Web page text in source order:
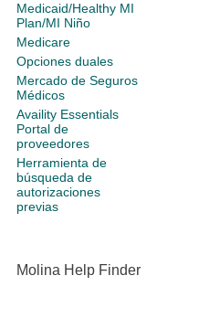
Medicaid/Healthy MI
Plan/MI Niño
Medicare
Opciones duales
Mercado de Seguros
Médicos
Availity Essentials
Portal de
proveedores
Herramienta de
búsqueda de
autorizaciones
previas
Molina Help Finder